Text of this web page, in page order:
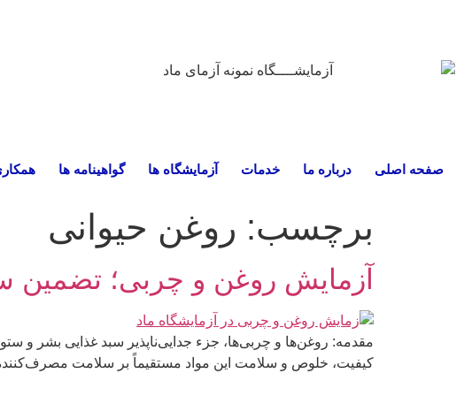
صفحه اصلی درباره ما خدمات آزمایشگاه ها گواهینامه ها
برچسب: روغن حیوانی
آزمایش روغن و چربی؛ تضمین
مقدمه: روغن‌ها و چربی‌ها، جزء جدایی‌ناپذیر سبد غذایی بشر و
کیفیت، خلوص و سلامت این مواد مستقیماً بر سلامت مصرف‌کننده